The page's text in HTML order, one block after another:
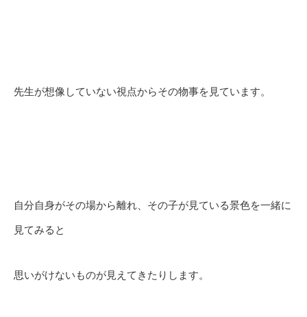
先生が想像していない視点からその物事を見ています。
自分自身がその場から離れ、その子が見ている景色を一緒に
見てみると
思いがけないものが見えてきたりします。